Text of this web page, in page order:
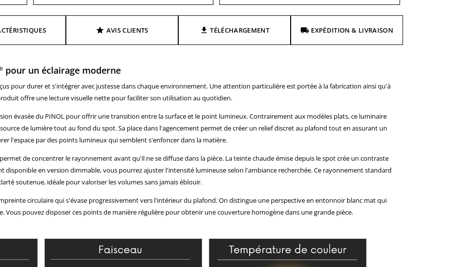
AVIS CLIENTS TÉLÉCHARGEMENT EXPÉDITION & LIVRAISON
pour un éclairage moderne
pour durer et s'intégrer avec justesse dans chaque environnement. Une attention particulière est portée à la fabrication ainsi qu'à
offre une lecture visuelle nette pour faciliter son utilisation au quotidien.
évasée du PINOL pour offrir une transition entre la surface et le point lumineux. Contrairement aux modèles plats, ce luminaire
de lumière tout au fond du spot. Sa place dans l'agencement permet de créer un relief discret au plafond tout en assurant un
l'espace par des points lumineux qui semblent s'enfoncer dans la matière.
de concentrer le rayonnement avant qu'il ne se diffuse dans la pièce. La teinte chaude émise depuis le spot crée un contraste
disponible en version dimmable, vous pourrez ajuster l'intensité lumineuse selon l'ambiance recherchée. Ce rayonnement standard
soutenue, idéale pour valoriser les volumes sans jamais éblouir.
circulaire qui s'évase progressivement vers l'intérieur du plafond. On distingue une perspective en entonnoir blanc mat qui
Vous pouvez disposer ces points de manière régulière pour obtenir une couverture homogène dans une grande pièce.